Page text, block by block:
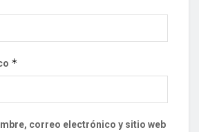
*
correo electrónico y sitio web